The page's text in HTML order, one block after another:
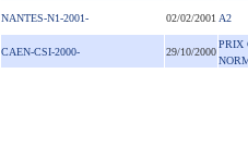
NANTES-N1-2001- 02/02/2001 A2
CAEN-CSI-2000- 29/10/2000
PRIX